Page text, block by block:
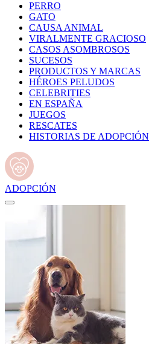
PERRO
GATO
CAUSA ANIMAL
VIRALMENTE GRACIOSO
CASOS ASOMBROSOS
SUCESOS
PRODUCTOS Y MARCAS
HÉROES PELUDOS
CELEBRITIES
EN ESPAÑA
JUEGOS
RESCATES
HISTORIAS DE ADOPCIÓN
ADOPCIÓN